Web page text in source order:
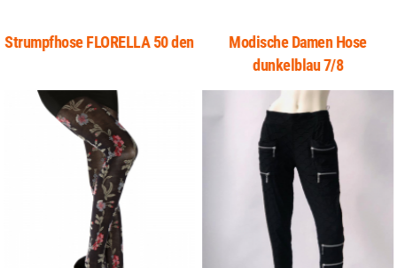
Strumpfhose FLORELLA 50 den
Modische Damen Hose
dunkelblau 7/8